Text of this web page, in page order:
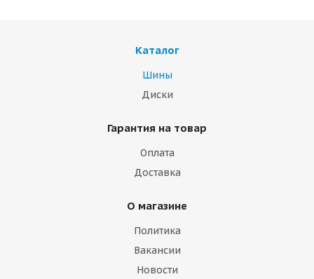
Каталог
Шины
Диски
Гарантия на товар
Оплата
Доставка
О магазине
Политика
Вакансии
Новости